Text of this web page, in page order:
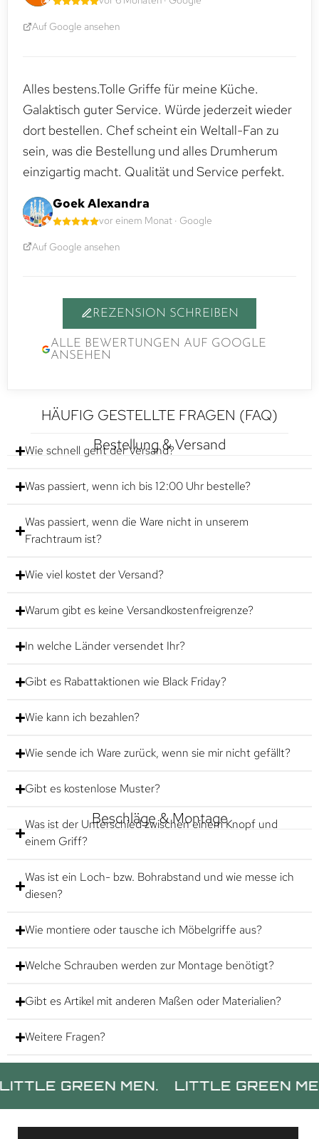
Auf Google ansehen
Alles bestens.Tolle Griffe für meine Küche.
Galaktisch guter Service. Würde jederzeit wieder
dort bestellen. Chef scheint ein Weltall-Fan zu
sein, was die Bestellung und alles Drumherum
einzigartig macht. Qualität und Service perfekt.
Goek Alexandra
vor einem Monat · Google
Auf Google ansehen
REZENSION SCHREIBEN
ALLE BEWERTUNGEN AUF GOOGLE
ANSEHEN
HÄUFIG GESTELLTE FRAGEN (FAQ)
Bestellung & Versand
Wie schnell geht der Versand?
Was passiert, wenn ich bis 12:00 Uhr bestelle?
Was passiert, wenn die Ware nicht in unserem
Frachtraum ist?
Wie viel kostet der Versand?
Warum gibt es keine Versandkostenfreigrenze?
In welche Länder versendet Ihr?
Gibt es Rabattaktionen wie Black Friday?
Wie kann ich bezahlen?
Wie sende ich Ware zurück, wenn sie mir nicht gefällt?
Gibt es kostenlose Muster?
Beschläge & Montage
Was ist der Unterschied zwischen einem Knopf und
einem Griff?
Was ist ein Loch- bzw. Bohrabstand und wie messe ich
diesen?
Wie montiere oder tausche ich Möbelgriffe aus?
Welche Schrauben werden zur Montage benötigt?
Gibt es Artikel mit anderen Maßen oder Materialien?
Weitere Fragen?
MEN. LITTLE GREEN MEN.